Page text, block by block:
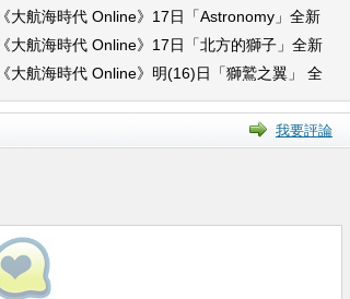
倫」神秘改版
《大航海時代 Online》17日「Astronomy」全新
改版 同步推出「副官仕官」系統
《大航海時代 Online》17日「北方的獅子」全新
改版 北歐王國瑞典 震撼登場
《大航海時代 Online》明(16)日「獅鷲之翼」 全
我要評論